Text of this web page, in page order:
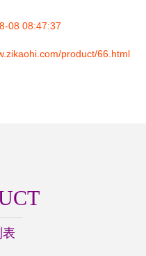
08 08:47:37
product/66.html
表